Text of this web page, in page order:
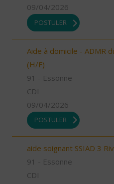
09/04/2026
POSTULER
Aide à domicile - ADMR
(H/F)
91 - Essonne
CDI
09/04/2026
POSTULER
aide soignant SSIAD 3
91 - Essonne
CDI